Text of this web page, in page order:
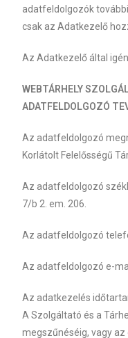
adatfeldolgozók
csak az Adatkezelő
Az Adatkezelő által
WEBTÁRHELY
ADATFELDOLGOZÓ
Az adatfeldolgozó
Korlátolt Felelősségű
Az adatfeldolgozó
7/b 2. em. 206.
Az adatfeldolgozó
Az adatfeldolgozó e-
Az adatkezelés
A Szolgáltató és a
megszűnéséig, vagy